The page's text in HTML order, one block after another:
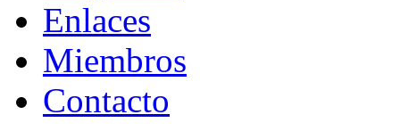
Enlaces
Miembros
Contacto